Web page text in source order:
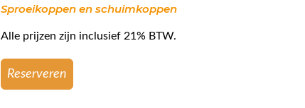
Sproeikoppen en schuimkoppen
Alle prijzen zijn inclusief 21% BTW.
Reserveren